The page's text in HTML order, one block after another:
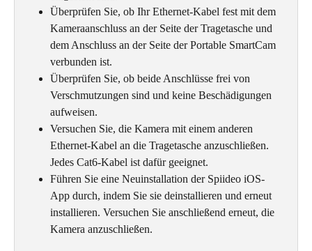
Überprüfen Sie, ob Ihr Ethernet-Kabel fest mit dem
Kameraanschluss an der Seite der Tragetasche und
dem Anschluss an der Seite der Portable SmartCam
verbunden ist.
Überprüfen Sie, ob beide Anschlüsse frei von
Verschmutzungen sind und keine Beschädigungen
aufweisen.
Versuchen Sie, die Kamera mit einem anderen
Ethernet-Kabel an die Tragetasche anzuschließen.
Jedes Cat6-Kabel ist dafür geeignet.
Führen Sie eine Neuinstallation der Spiideo iOS-
App durch, indem Sie sie deinstallieren und erneut
installieren. Versuchen Sie anschließend erneut, die
Kamera anzuschließen.